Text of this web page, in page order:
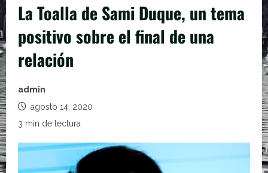
La Toalla de Sami Duque, un tema
positivo sobre el final de una
relación
admin
agosto 14, 2020
3 min de lectura